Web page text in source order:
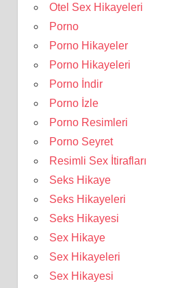
Otel Sex Hikayeleri
Porno
Porno Hikayeler
Porno Hikayeleri
Porno İndir
Porno İzle
Porno Resimleri
Porno Seyret
Resimli Sex İtirafları
Seks Hikaye
Seks Hikayeleri
Seks Hikayesi
Sex Hikaye
Sex Hikayeleri
Sex Hikayesi